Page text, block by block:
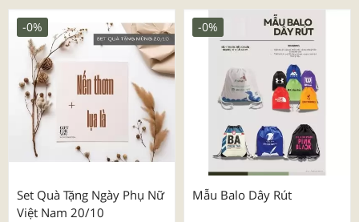
Set Quà Tặng Ngày Phụ Nữ
Việt Nam 20/10
-0%
Mẫu Balo Dây Rút
-0%